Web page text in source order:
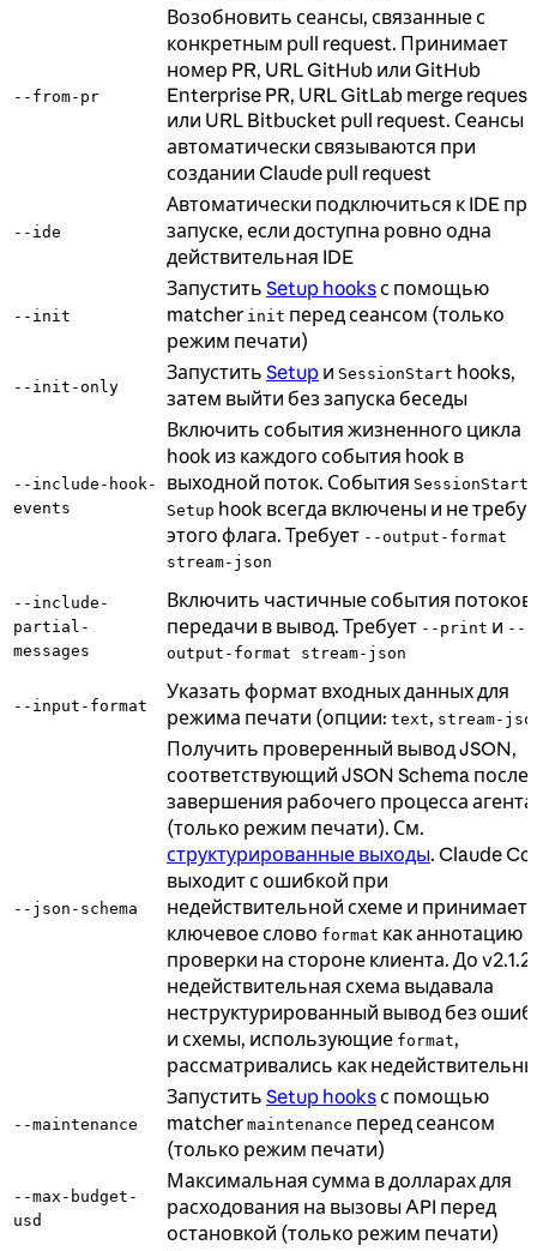
--from-pr
Возобновить сеансы, связанные с
конкретным pull request. Принимает
номер PR, URL GitHub или GitHub
Enterprise PR, URL GitLab merge request
или URL Bitbucket pull request. Сеансы
автоматически связываются при
создании Claude pull request
--ide
Автоматически подключиться к IDE
запуске, если доступна ровно одна
действительная IDE
--init
Запустить Setup hooksс помощью
matcher init перед сеансом (только
режим печати)
--init-only
Запустить Setup и SessionStart hooks,
затем выйти без запуска беседы
--include-hook-
events
Включить события жизненного цикла
hook из каждого события hook в
выходной поток. События SessionStart
Setup hook всегда включены и не
этого флага. Требует --output-format
stream-json
--include-
partial-
messages
Включить частичные события
передачи в вывод. Требует --print и --
output-format stream-json
--input-format
Указать формат входных данных для
режима печати (опции: text, stream-
--json-schema
Получить проверенный вывод JSON,
соответствующий JSON Schema после
завершения рабочего процесса агента
(только режим печати). См.
структурированные выходы. Claude
выходит с ошибкой при
недействительной схеме и принимает
ключевое слово format как аннотацию
проверки на стороне клиента. До
недействительная схема выдавала
неструктурированный вывод без
и схемы, использующие format,
рассматривались как
--maintenance
Запустить Setup hooksс помощью
matcher maintenance перед сеансом
(только режим печати)
--max-budget-
usd
Максимальная сумма в долларах для
расходования на вызовы API перед
остановкой (только режим печати)